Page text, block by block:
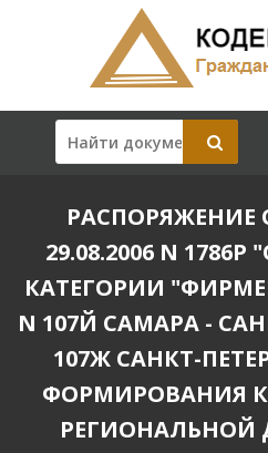
РАСПОРЯЖЕНИЕ
29.08.2006 N
КАТЕГОРИИ
N 107Й САМАРА -
107Ж САНКТ-
ФОРМИРОВАНИЯ
РЕГИОНАЛЬНОЙ